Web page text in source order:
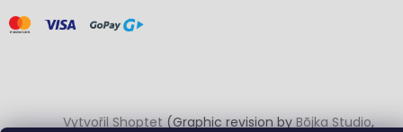
Vytvořil Shoptet(Graphic revision byBōjka Studio,